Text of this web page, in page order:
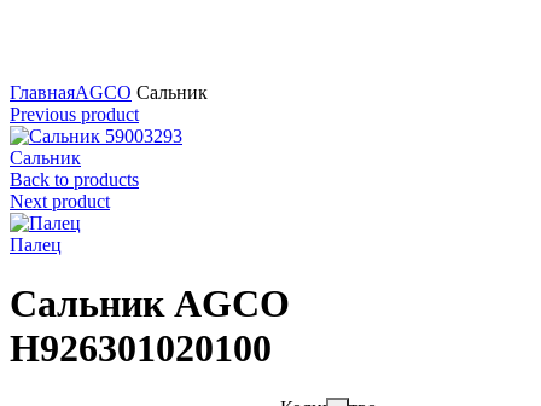
ГлавнаяAGCO Сальник
Previous product
Сальник
Back to products
Next product
Палец
Сальник AGCO
H926301020100